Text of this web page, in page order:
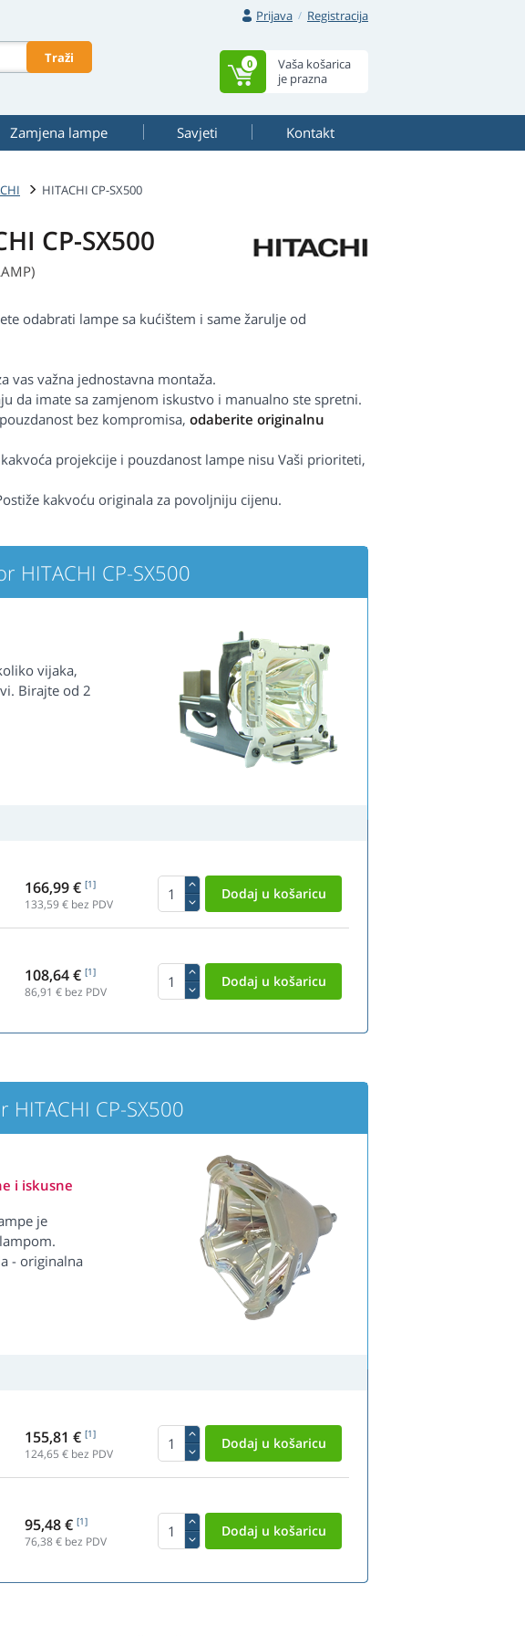
Prijava Registracija
Traži
Vaša košarica
je prazna
0
Zamjena lampe Savjeti Kontakt
HITACHI CP-SX500
CP-SX500
odabrati lampe sa kućištem i same žarulje od
vas važna jednostavna montaža.
da imate sa zamjenom iskustvo i manualno ste spretni.
bez kompromisa, odaberite originalnu
projekcije i pouzdanost lampe nisu Vaši prioriteti,
kakvoću originala za povoljniju cijenu.
HITACHI CP-SX500
vijaka,
Birajte od 2
166,99 € [1]
133,59€ bez PDV
108,64 € [1]
86,91 € bez PDV
HITACHI CP-SX500
i iskusne
je
- originalna
155,81 € [1]
124,65 € bez PDV
95,48 € [1]
76,38€ bez PDV